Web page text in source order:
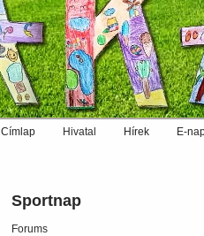
Címlap Hivatal Hírek E-
Sportnap
Forums